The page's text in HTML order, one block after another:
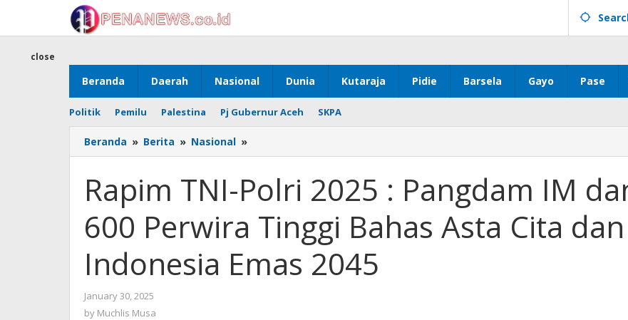
content
Beranda Daerah Nasional Dunia Kutaraja Pidie Barsela Gayo Pase
Politik Pemilu Palestina Pj Gubernur Aceh SKPA
close
Beranda » Berita » Nasional »
TNI-
2025
Pangdam
600
Perwira
Rapim TNI-Polri 2025 : Pangdam IM
600 Perwira Tinggi Bahas Asta Cita dan
Indonesia Emas 2045
January 30, 2025
by Muchlis Musa